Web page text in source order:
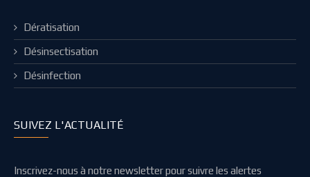
Dératisation
Désinsectisation
Désinfection
SUIVEZ L'ACTUALITÉ
Inscrivez-nous à notre newsletter pour suivre les alertes